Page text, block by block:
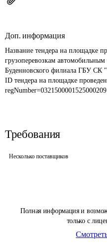
Полная информация и
только с
Доп. информация
Название тендера на площадке
грузоперевозкам
Буденновского филиала ГБУ СК
ID тендера на площадке
regNumber=0321500001525000209
Требования
Несколько поставщиков